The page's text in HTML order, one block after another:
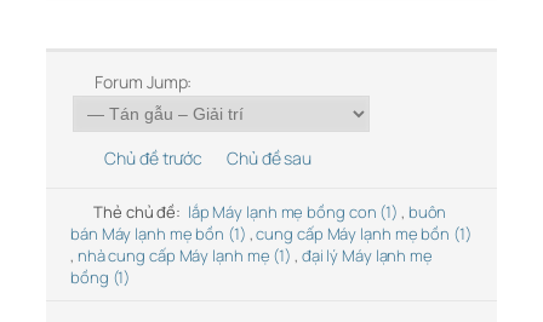
Forum Jump:
Chủ đề trước Chủ đề sau
Thẻ chủ đề: lắp Máy lạnh mẹ bồng con (1) , buôn
bán Máy lạnh mẹ bồn (1) ,cung cấp Máy lạnh mẹ bồn (1)
, nhà cung cấp Máy lạnh mẹ (1) , đại lý Máy lạnh mẹ
bồng (1)